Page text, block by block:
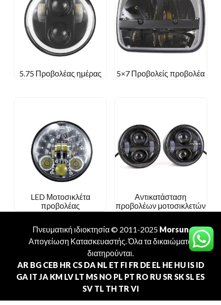
5.75 Προβολέας ημέρας 5×7 Προβολείς προβολέα
LED Μοτοσικλέτα
προβολέας
Αντικατάσταση
προβολέων μοτοσικλετών
Πνευματική ιδιοκτησία © 2011-2025 Morsun
Απογείωση Κατασκευαστής. Όλα τα δικαιώματα
διατηρούνται.
AR BG CEB HR CS DA NL ET FI FR DE EL HE HU IS ID
GA IT JA KM LV LT MS NO PL PT RO RU SR SKSL ES
SV TL TH TR VI